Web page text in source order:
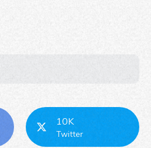
10K
Twitter